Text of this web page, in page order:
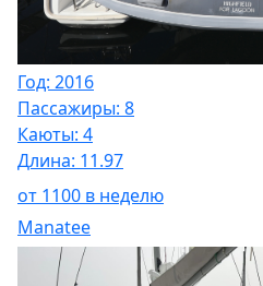
Год: 2016
Пассажиры: 8
Каюты: 4
Длина: 11.97
от 1100 в неделю
Manatee